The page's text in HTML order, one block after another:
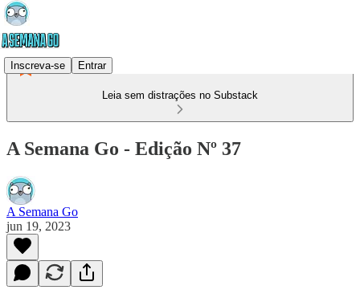
Inscreva-se Entrar
Leia sem distrações no Substack
A Semana Go - Edição Nº 37
A Semana Go
jun 19, 2023